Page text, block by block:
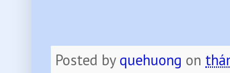
Posted by quehuong on